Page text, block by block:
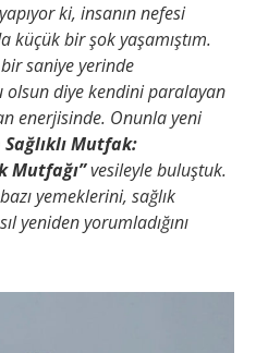
ki, insanın nefesi
küçük bir şok yaşamıştım.
saniye yerinde
diye kendini paralayan
enerjisinde. Onunla yeni
Sağlıklı Mutfak:
Mutfağı”vesileyle buluştuk.
yemeklerini, sağlık
yeniden yorumladığını